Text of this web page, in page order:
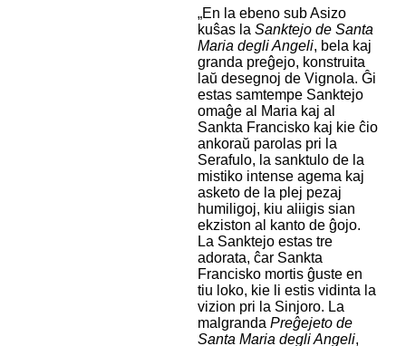
„En la ebeno sub Asizo
kuŝas laSanktejo de Santa
Maria degli Angeli, bela kaj
granda preĝejo, konstruita
laŭ desegnoj de Vignola. Ĝi
estas samtempe Sanktejo
omaĝe al Maria kaj al
Sankta Francisko kaj kie ĉio
ankoraŭ parolas pri la
Serafulo, la sanktulo de la
mistiko intense agema kaj
asketo de la plej pezaj
humiligoj, kiu aliigis sian
ekziston al kanto de ĝojo.
La Sanktejo estas tre
adorata, ĉar Sankta
Francisko mortis ĝuste en
tiu loko, kie li estis vidinta la
vizion pri la Sinjoro. La
malgrandaPreĝejeto de
Santa Maria degli Angeli,